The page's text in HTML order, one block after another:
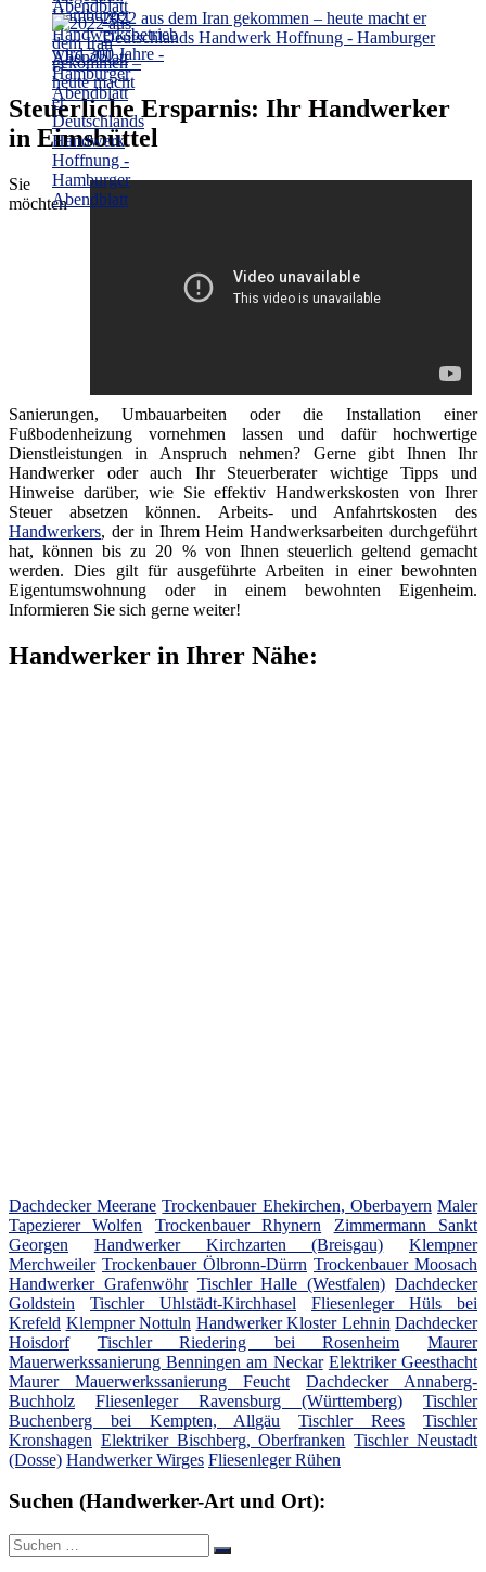
2022 aus dem Iran gekommen – heute macht er
Deutschlands Handwerk Hoffnung - Hamburger
Abendblatt
Steuerliche Ersparnis: Ihr Handwerker
in Eimsbüttel
Sie
möchten
Sanierungen, Umbauarbeiten oder die Installation einer
Fußbodenheizung vornehmen lassen und dafür hochwertige
Dienstleistungen in Anspruch nehmen? Gerne gibt Ihnen Ihr
Handwerker oder auch Ihr Steuerberater wichtige Tipps und
Hinweise darüber, wie Sie effektiv Handwerkskosten von Ihrer
Steuer absetzen können. Arbeits- und Anfahrtskosten des
Handwerkers, der in Ihrem Heim Handwerksarbeiten durchgeführt
hat, können bis zu 20 % von Ihnen steuerlich geltend gemacht
werden. Dies gilt für ausgeführte Arbeiten in einer bewohnten
Eigentumswohnung oder in einem bewohnten Eigenheim.
Informieren Sie sich gerne weiter!
Handwerker in Ihrer Nähe:
Dachdecker Meerane Trockenbauer Ehekirchen, Oberbayern Maler
Tapezierer Wolfen
Trockenbauer Rhynern
Zimmermann Sankt
Georgen
Handwerker Kirchzarten (Breisgau)
Klempner
Merchweiler Trockenbauer Ölbronn-Dürrn Trockenbauer Moosach
Handwerker Grafenwöhr Tischler Halle (Westfalen) Dachdecker
Goldstein
Tischler Uhlstädt-Kirchhasel
Fliesenleger Hüls bei
Krefeld Klempner Nottuln Handwerker Kloster Lehnin Dachdecker
Hoisdorf
Tischler Riedering bei Rosenheim
Maurer
Mauerwerkssanierung Benningen am Neckar Elektriker Geesthacht
Maurer Mauerwerkssanierung Feucht
Dachdecker Annaberg-
Buchholz
Fliesenleger Ravensburg (Württemberg)
Tischler
Buchenberg bei Kempten, Allgäu
Tischler Rees
Tischler
Kronshagen Elektriker Bischberg, Oberfranken Tischler Neustadt
(Dosse) Handwerker Wirges Fliesenleger Rühen
Suchen (Handwerker-Art und Ort):
Suche
nach:
Suchen